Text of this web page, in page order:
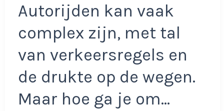
Autorijden kan vaak
complex zijn, met tal
van verkeersregels en
de drukte op de wegen.
Maar hoe ga je om…